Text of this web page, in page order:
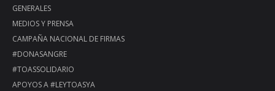
GENERALES
MEDIOS Y PRENSA
CAMPAÑA NACIONAL DE FIRMAS
#DONASANGRE
#TOASSOLIDARIO
APOYOS A #LEYTOASYA